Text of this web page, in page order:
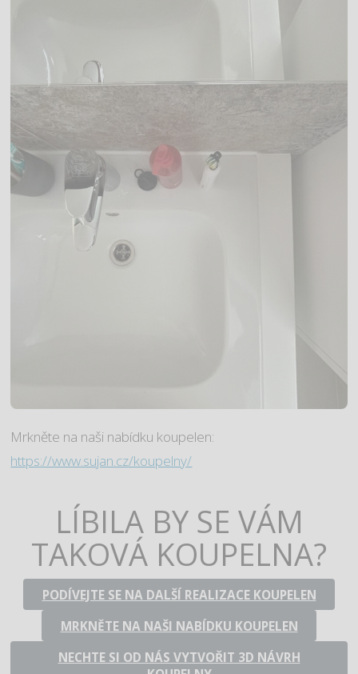
Mrkněte na naši nabídku koupelen:
https://www.sujan.cz/koupelny/
LÍBILA BY SE VÁM
TAKOVÁ KOUPELNA?
PODÍVEJTE SE NA DALŠÍ REALIZACE KOUPELEN
MRKNĚTE NA NAŠI NABÍDKU KOUPELEN
NECHTE SI OD NÁS VYTVOŘIT 3D NÁVRH